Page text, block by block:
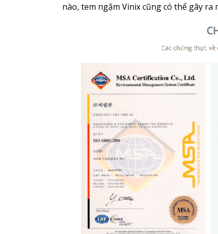
nào, tem ngậm Vinix cũng có thể gây